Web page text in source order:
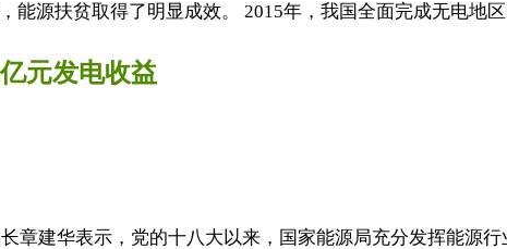
能源扶贫取得了明显成效。 2015年，我国全面完成无电地
元发电收益
章建华表示，党的十八大以来，国家能源局充分发挥能源